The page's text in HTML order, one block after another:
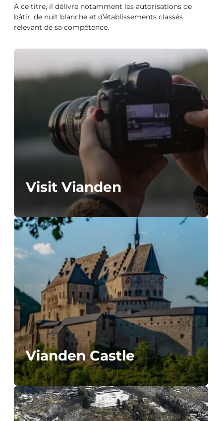
À ce titre, il délivre notamment les autorisations de
bâtir, de nuit blanche et d’établissements classés
relevant de sa compétence.
Visit Vianden
Vianden Castle